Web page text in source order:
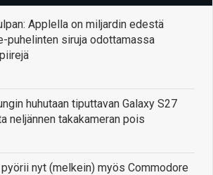
Applella on miljardin edestä
puhelinten siruja odottamassa
huhutaan tiputtavan Galaxy S27
neljännen takakameran pois
nyt (melkein) myös Commodore